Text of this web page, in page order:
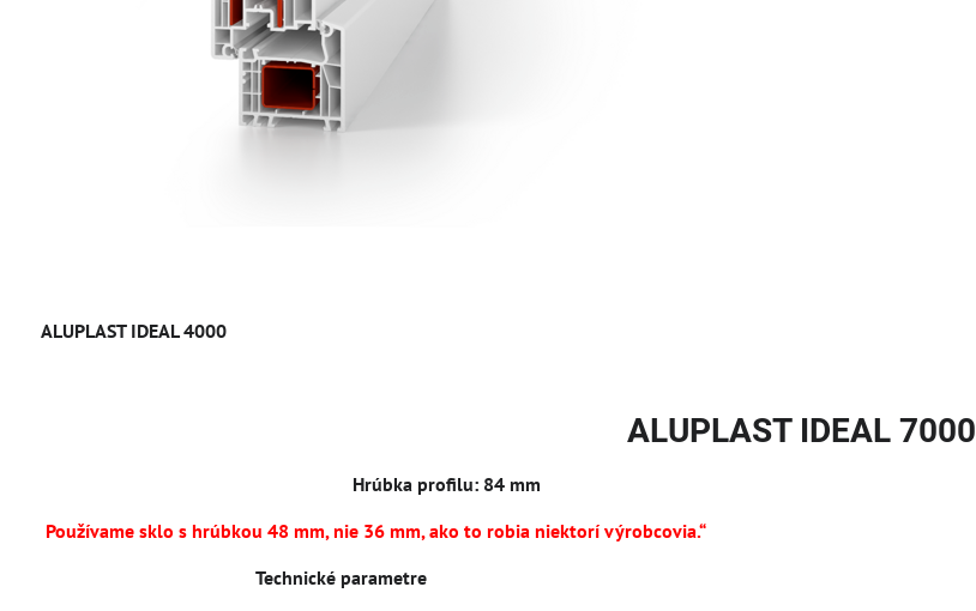
ALUPLAST IDEAL 4000
ALUPLAST IDEAL 7000
Hrúbka profilu: 84 mm
Používame sklo s hrúbkou 48 mm, nie 36 mm, ako to robia niektorí výrobcovia.“
Technické parametre